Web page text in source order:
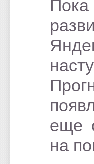
еще
на